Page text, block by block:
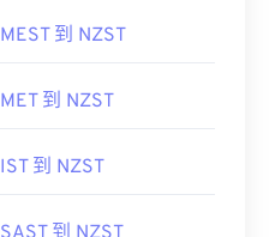
MEST 到 NZST
MET 到 NZST
IST 到 NZST